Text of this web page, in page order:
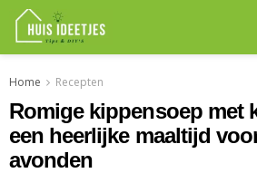
Home Recepten
Romige kippensoep met
een heerlijke maaltijd
avonden